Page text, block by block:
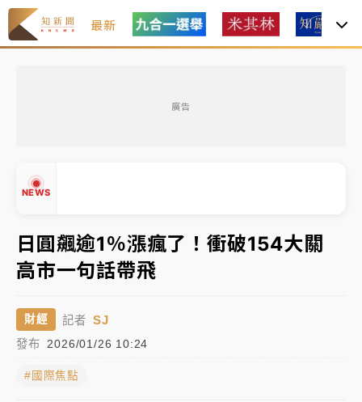
最新
廣告
NEWS
中信慈善基金會想增加董事人數！辜仲諒向法院聲請遭
駁 理由曝光
故宮《龍藏經》特展第2檔！今線上預約開賣一度塞車
周六起展出延長至晚上7時
台東農業處長涉圖利渡假村！東檢抗告成功 今重開羈
父親節泡湯了！中颱白海豚雨彈轟3天 「紅到發紫」降
雨熱區曝
日圓飆逾1％漲瘋了！衝破154大關
高市一句話帶飛
財經 記者 SJ
發布 2026/01/26 10:24
#國際焦點